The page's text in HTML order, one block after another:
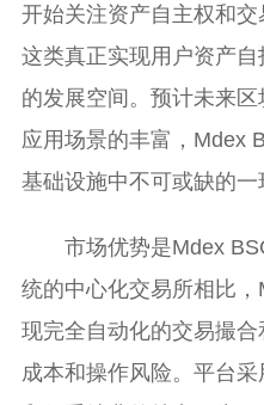
开始关注资产自主权和
这类真正实现用户资产
的发展空间。预计未来
应用场景的丰富，Mdex
基础设施中不可或缺的一
市场优势是Mdex
统的中心化交易所相比
现完全自动化的交易撮
成本和操作风险。平台